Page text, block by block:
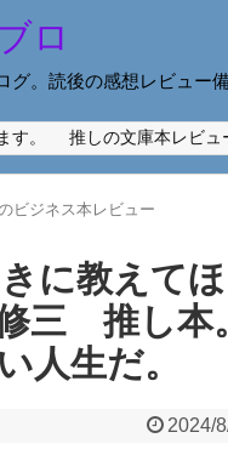
ロ
グ。読後の感想レビュー
す。 推しの文庫本レビュ
ビジネス本レビュー
に教えて
三 推し本
人生だ。
2024/